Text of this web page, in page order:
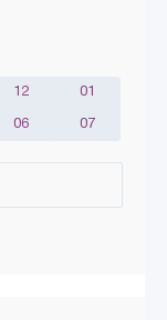
12 01
06 07